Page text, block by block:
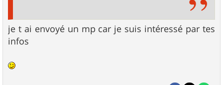
je t ai envoyé un mp car je suis intéressé par tes
infos